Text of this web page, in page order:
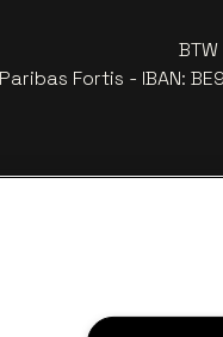
Fortis - IBAN: